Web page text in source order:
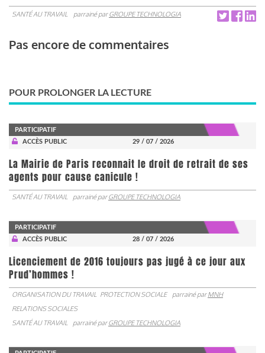
SANTÉ AU TRAVAIL parrainé parGROUPE TECHNOLOGIA
Pas encore de commentaires
POUR PROLONGER LA LECTURE
PARTICIPATIF
ACCÈS PUBLIC
29 / 07 / 2026
La Mairie de Paris reconnait le droit de retrait de ses
agents pour cause canicule !
SANTÉ AU TRAVAIL parrainé parGROUPE TECHNOLOGIA
PARTICIPATIF
ACCÈS PUBLIC
28 / 07 / 2026
Licenciement de 2016 toujours pas jugé à ce jour aux
Prud’hommes !
ORGANISATION DU TRAVAIL PROTECTION SOCIALE parrainé parMNH
RELATIONS SOCIALES
SANTÉ AU TRAVAIL
parrainé parGROUPE TECHNOLOGIA